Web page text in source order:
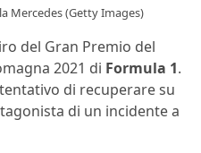
Mercedes (Getty Images)
del Gran Premio del
2021 di Formula 1.
di recuperare su
di un incidente a